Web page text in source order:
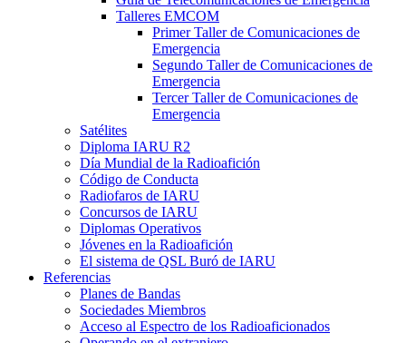
Talleres EMCOM
Primer Taller de Comunicaciones de
Emergencia
Segundo Taller de Comunicaciones de
Emergencia
Tercer Taller de Comunicaciones de
Emergencia
Satélites
Diploma IARU R2
Día Mundial de la Radioafición
Código de Conducta
Radiofaros de IARU
Concursos de IARU
Diplomas Operativos
Jóvenes en la Radioafición
El sistema de QSL Buró de IARU
Referencias
Planes de Bandas
Sociedades Miembros
Acceso al Espectro de los Radioaficionados